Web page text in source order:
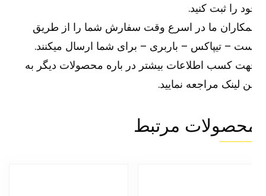
را ثبت کنید.
ما در اسرع وقت سفارش شما را از طریق
– تیپاکس – باربری – برای شما ارسال میکنند.
کسب اطلاعات بیشتر در باره محصولات دیگر به
لینکمراجعه نمایید.
مرتبط